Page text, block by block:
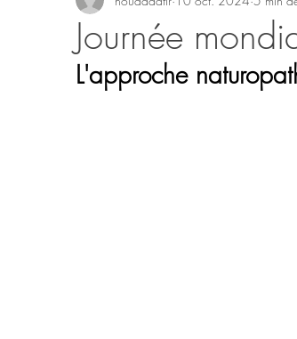
Journée
L'approche